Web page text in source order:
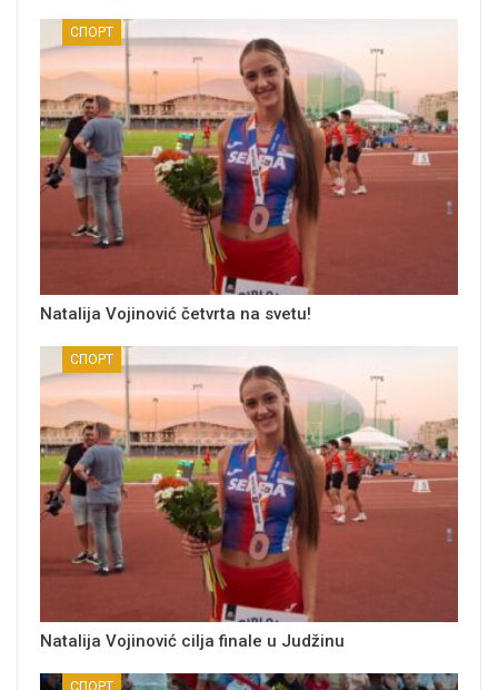
СПОРТ
Natalija Vojinović četvrta na svetu!
СПОРТ
Natalija Vojinović cilja finale u Judžinu